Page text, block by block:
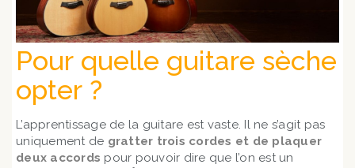
Pour quelle guitare sèche
opter ?
L’apprentissage de la guitare est vaste. Il ne s’agit pas
uniquement de gratter trois cordes et de plaquer
deux accords pour pouvoir dire que l’on est un